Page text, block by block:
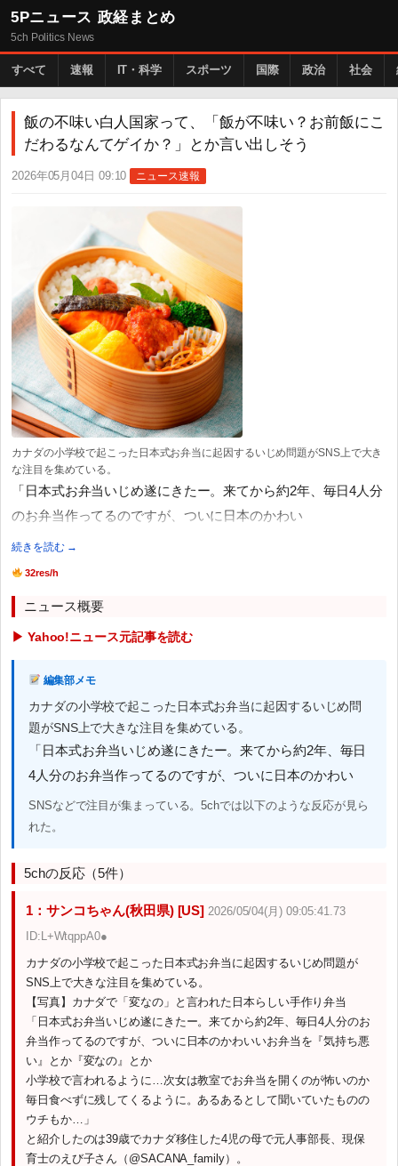
5Pニュース 政経まとめ
5ch Politics News
すべて 速報 IT・科学 スポーツ 国際 政治 社会
飯の不味い白人国家って、「飯が不味い？お前飯にこ
だわるなんてゲイか？」とか言い出しそう
2026年05月04日 09:10 ニュース速報
カナダの小学校で起こった日本式お弁当に起因するいじめ問題がSNS上で大き
な注目を集めている。
「日本式お弁当いじめ遂にきたー。来てから約2年、毎日4人分
のお弁当作ってるのですが、ついに日本のかわい
続きを読む →
32res/h
ニュース概要
▶ Yahoo!ニュース元記事を読む
編集部メモ
カナダの小学校で起こった日本式お弁当に起因するいじめ問
題がSNS上で大きな注目を集めている。
「日本式お弁当いじめ遂にきたー。来てから約2年、毎日
4人分のお弁当作ってるのですが、ついに日本のかわい
SNSなどで注目が集まっている。5chでは以下のような反応が見ら
れた。
5chの反応（5件）
1：サンコちゃん(秋田県) [US] 2026/05/04(月) 09:05:41.73
ID:L+WtqppA0●
カナダの小学校で起こった日本式お弁当に起因するいじめ問題が
SNS上で大きな注目を集めている。
【写真】カナダで「変なの」と言われた日本らしい手作り弁当
「日本式お弁当いじめ遂にきたー。来てから約2年、毎日4人分のお
弁当作ってるのですが、ついに日本のかわいいお弁当を『気持ち悪
い』とか『変なの』とか
小学校で言われるように…次女は教室でお弁当を開くのが怖いのか
毎日食べずに残してくるように。あるあるとして聞いていたものの
ウチもか…」
と紹介したのは39歳でカナダ移住した4児の母で元人事部長、現保
育士のえび子さん（@SACANA_family）。